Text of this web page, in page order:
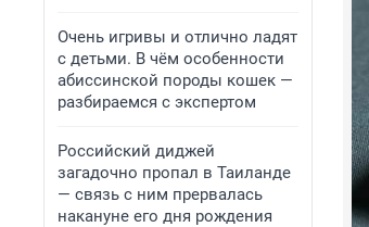
Очень игривы и отлично ладят
с детьми. В чём особенности
абиссинской породы кошек —
разбираемся с экспертом
Российский диджей
загадочно пропал в Таиланде
— связь с ним прервалась
накануне его дня рождения